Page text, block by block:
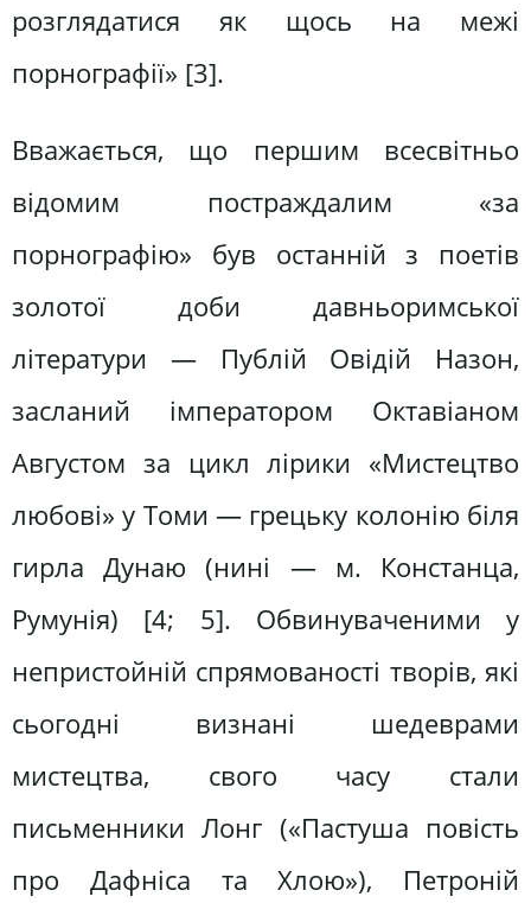
розглядатися як щось на межі
порнографії» [3].
Вважається, що першим всесвітньо
відомим постраждалим «за
порнографію» був останній з поетів
золотої доби давньоримської
літератури — Публій Овідій Назон,
засланий імператором Октавіаном
Августом за цикл лірики «Мистецтво
любові» у Томи — грецьку колонію біля
гирла Дунаю (нині — м. Констанца,
Румунія) [4; 5]. Обвинуваченими у
непристойній спрямованості творів, які
сьогодні визнані шедеврами
мистецтва, свого часу стали
письменники Лонг («Пастуша повість
про Дафніса та Хлою»), Петроній